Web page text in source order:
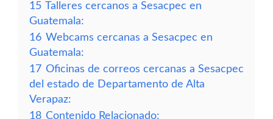
15 Talleres cercanos a Sesacpec en
Guatemala:
16 Webcams cercanas a Sesacpec en
Guatemala:
17 Oficinas de correos cercanas a Sesacpec
del estado de Departamento de Alta
Verapaz:
18 Contenido Relacionado: